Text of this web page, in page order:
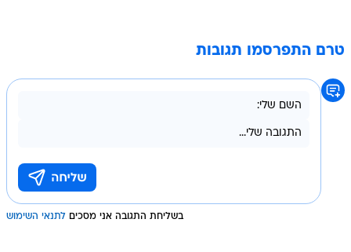
טרם התפרסמו תגובות
בשליחת התגובה אני מסכים לתנאי השימוש